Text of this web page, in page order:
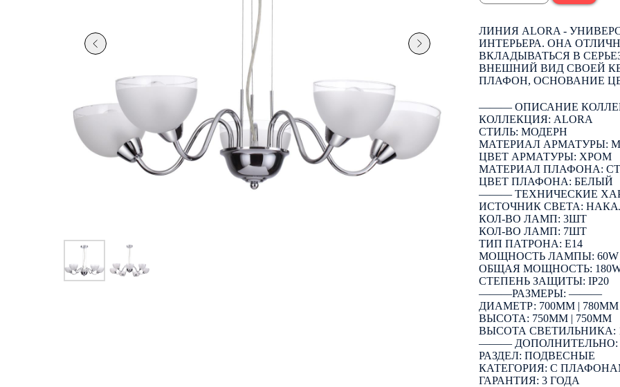
ЛИНИЯ ALORA -
ИНТЕРЬЕРА. ОНА
ВКЛАДЫВАТЬСЯ В
ВНЕШНИЙ ВИД СВОЕЙ
ПЛАФОН, ОСНОВАНИЕ
――― ОПИСАНИЕ
КОЛЛЕКЦИЯ: ALORA
СТИЛЬ: МОДЕРН
МАТЕРИАЛ АРМАТУРЫ:
ЦВЕТ АРМАТУРЫ: ХРОМ
МАТЕРИАЛ ПЛАФОНА:
ЦВЕТ ПЛАФОНА: БЕЛЫЙ
――― ТЕХНИЧЕСКИЕ
ИСТОЧНИК СВЕТА:
КОЛ-ВО ЛАМП: 3ШТ
КОЛ-ВО ЛАМП: 7ШТ
ТИП ПАТРОНА: E14
МОЩНОСТЬ ЛАМПЫ: 60W
ОБЩАЯ МОЩНОСТЬ:
СТЕПЕНЬ ЗАЩИТЫ: IP20
―――РАЗМЕРЫ: ―――
ДИАМЕТР: 700ММ | 780ММ
ВЫСОТА: 750ММ | 750ММ
ВЫСОТА СВЕТИЛЬНИКА:
―――
РАЗДЕЛ: ПОДВЕСНЫЕ
КАТЕГОРИЯ: С
ГАРАНТИЯ: 3 ГОДА